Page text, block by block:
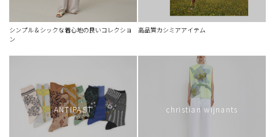
シンプル＆シックな着心地の良いコレクショ
ン
高品質カシミアアイテム
ANTIPAST christian wijnants